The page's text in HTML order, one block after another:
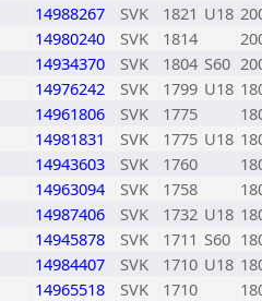
14988267 SVK 1821 U18
14980240 SVK 1814
14934370 SVK 1804 S60
14976242 SVK 1799 U18
14961806 SVK 1775
14981831 SVK 1775 U18
14943603 SVK 1760
14963094 SVK 1758
14987406 SVK 1732 U18
14945878 SVK 1711 S60
14984407 SVK 1710 U18
14965518 SVK 1710